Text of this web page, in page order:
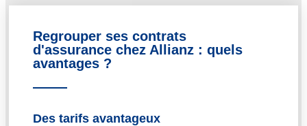
Regrouper ses contrats
d'assurance chez Allianz : quels
avantages ?
Des tarifs avantageux